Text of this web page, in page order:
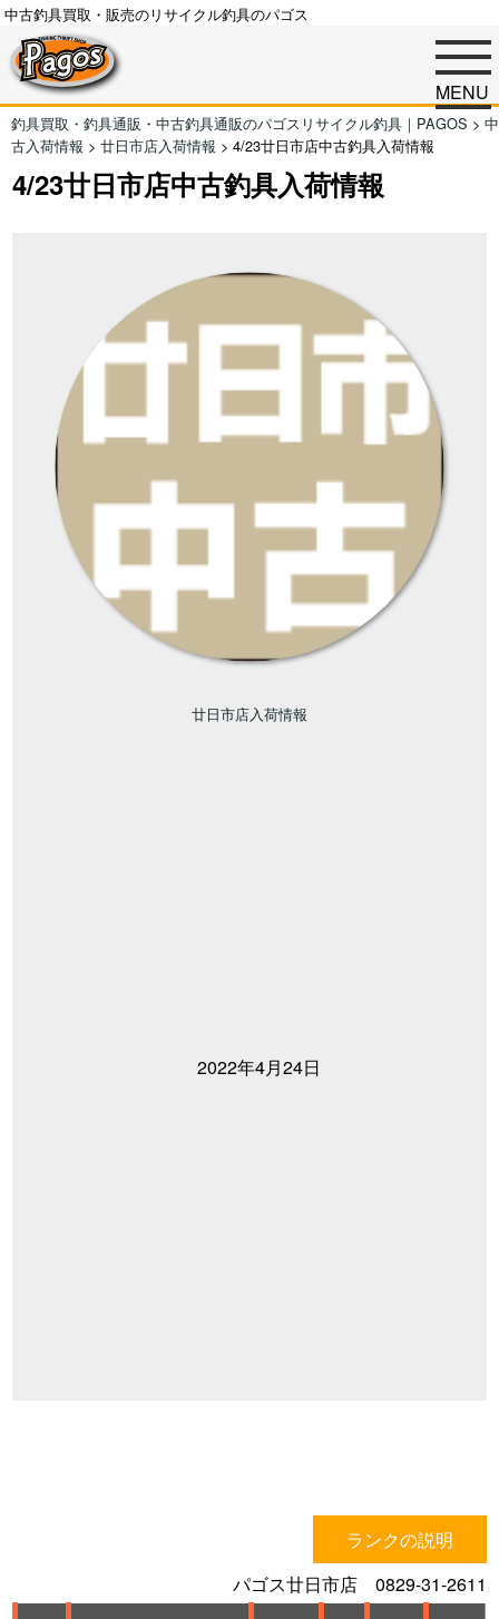
中古釣具買取・販売のリサイクル釣具のパゴス
MENU
釣具買取・釣具通販・中古釣具通販のパゴスリサイクル釣具｜PAGOS > 中
古入荷情報 > 廿日市店入荷情報 > 4/23廿日市店中古釣具入荷情報
4/23廿日市店中古釣具入荷情報
廿日市店入荷情報
2022年4月24日
ランクの説明
パゴス廿日市店 0829-31-2611